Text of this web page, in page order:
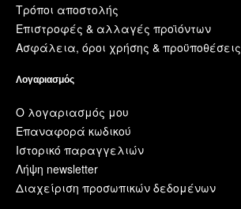
Τρόποι αποστολής
Επιστροφές & αλλαγές προϊόντων
Ασφάλεια, όροι χρήσης & προϋποθέσεις
Λογαριασμός
Ο λογαριασμός μου
Επαναφορά κωδικού
Ιστορικό παραγγελιών
Λήψη newsletter
Διαχείριση προσωπικών δεδομένων